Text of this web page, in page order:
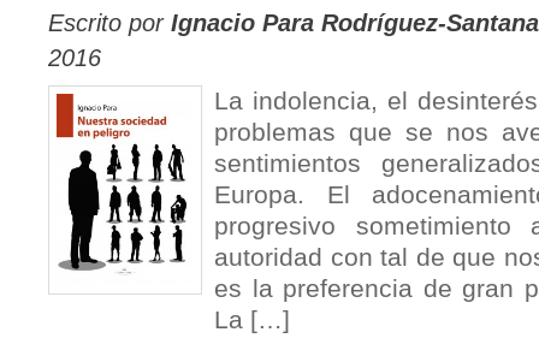
Escrito por Ignacio Para Rodríguez-Santana
2016
La indolencia, el
problemas que se nos
sentimientos
Europa. El
progresivo
autoridad con tal de que
es la preferencia de gran
La […]